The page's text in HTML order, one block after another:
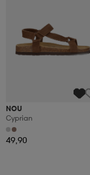
NOU
Cyprian
49,90